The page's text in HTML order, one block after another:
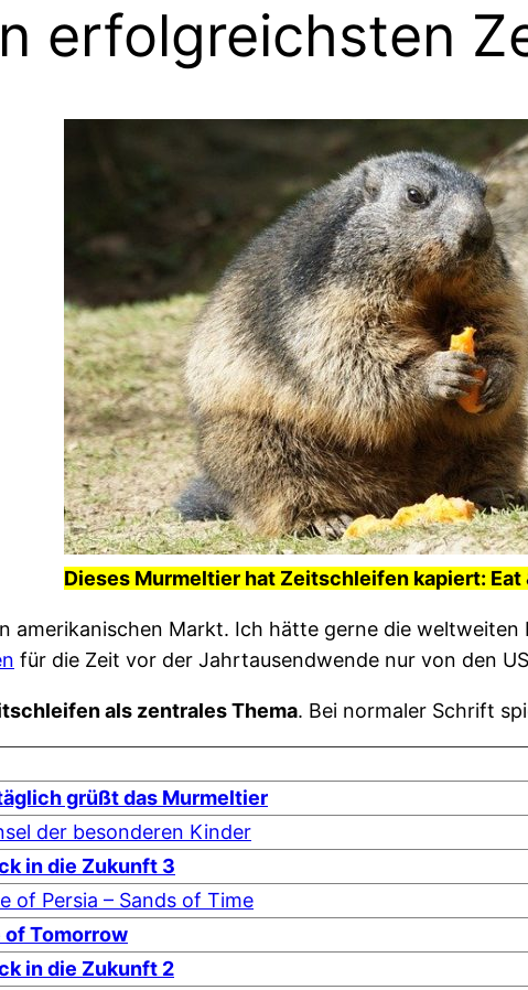
erfolgreichsten
Dieses Murmeltier hat Zeitschleifen kapiert: Eat
amerikanischen Markt. Ich hätte gerne die
für die Zeit vor der Jahrtausendwende nur von den
als zentrales Thema. Bei normaler Schrift
grüßt das Murmeltier
der besonderen Kinder
in die Zukunft 3
of Persia – Sands of Time
of Tomorrow
in die Zukunft 2